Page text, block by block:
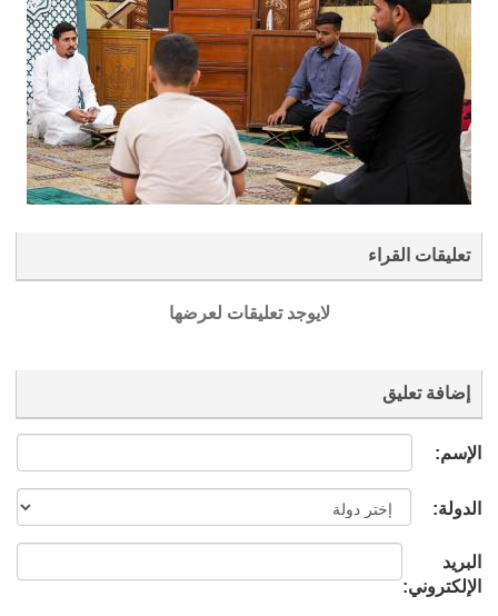
تعليقات القراء
لايوجد تعليقات لعرضها
إضافة تعليق
الإسم:
الدولة:
البريد
الإلكتروني: